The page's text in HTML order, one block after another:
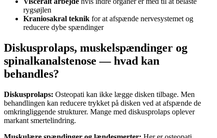
rygsøjlen
Kraniosakral teknik for at afspænde nervesystemet og
reducere dybe spændinger
Diskusprolaps, muskelspændinger og
spinalkanalstenose — hvad kan
behandles?
Diskusprolaps: Osteopati kan ikke lægge disken tilbage. Men
behandlingen kan reducere trykket på disken ved at afspænde de
omkringliggende strukturer. Mange med diskusprolaps oplever
markant smertelindring.